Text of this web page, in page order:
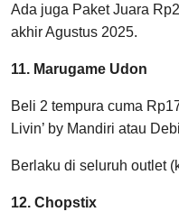
Ada juga Paket Juara
akhir Agustus 2025.
11. Marugame Udon
Beli 2 tempura cuma
Livin’ by Mandiri atau
Berlaku di seluruh outlet
12. Chopstix